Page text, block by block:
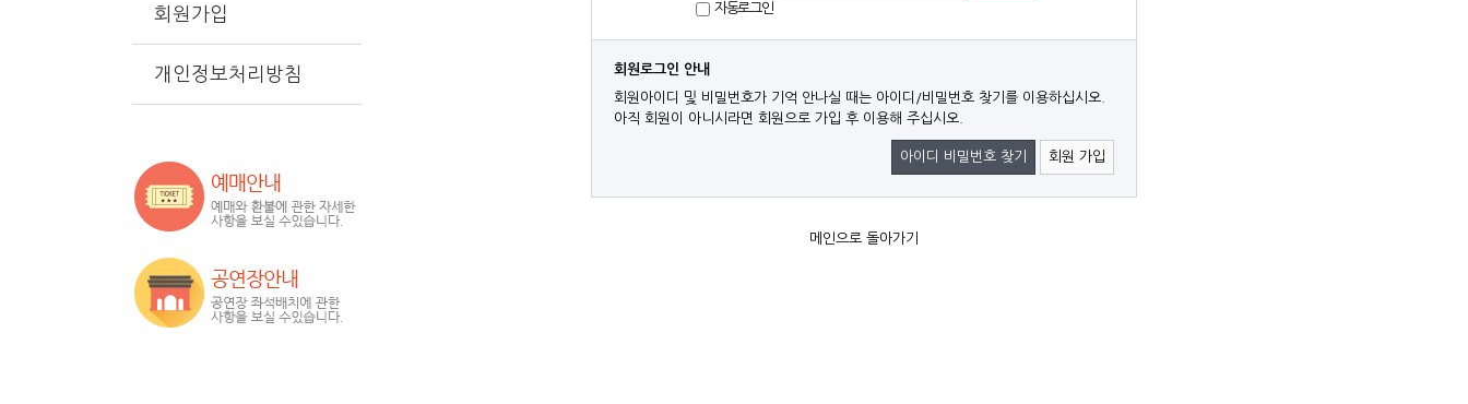
회원가입
개인정보처리방침
자동로그인
회원로그인 안내
회원아이디 및 비밀번호가 기억 안나실 때는 아이디/비밀번호 찾기를 이용하십시오.
아직 회원이 아니시라면 회원으로 가입 후 이용해 주십시오.
아이디 비밀번호 찾기 회원 가입
메인으로 돌아가기